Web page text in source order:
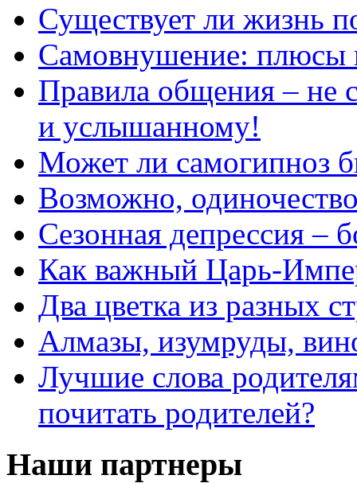
Существует ли жизнь
Самовнушение: плюсы
Правила общения – не
и услышанному!
Может ли самогипноз
Возможно,
Сезонная депрессия –
Как важный Царь-
Два цветка из разных
Алмазы, изумруды,
Лучшие слова
почитать родителей?
Наши партнеры